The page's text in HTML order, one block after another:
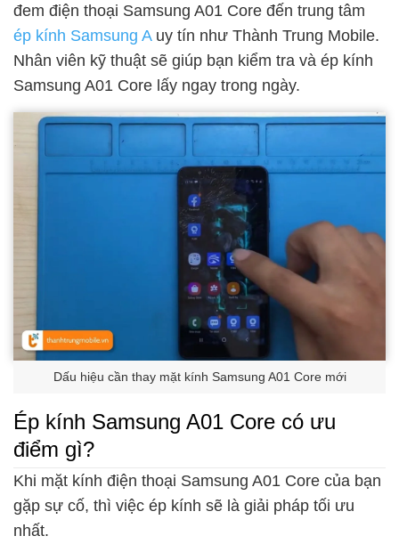
đem điện thoại Samsung A01 Core đến trung tâm
ép kính Samsung Auy tín như Thành Trung Mobile.
Nhân viên kỹ thuật sẽ giúp bạn kiểm tra và ép kính
Samsung A01 Core lấy ngay trong ngày.
Dấu hiệu cần thay mặt kính Samsung A01 Core mới
Ép kính Samsung A01 Core có ưu
điểm gì?
Khi mặt kính điện thoại Samsung A01 Core của bạn
gặp sự cố, thì việc ép kính sẽ là giải pháp tối ưu
nhất.